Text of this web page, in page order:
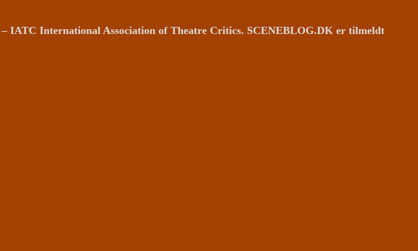
IATC International Association of Theatre Critics. SCENEBLOG.DK er tilmeldt